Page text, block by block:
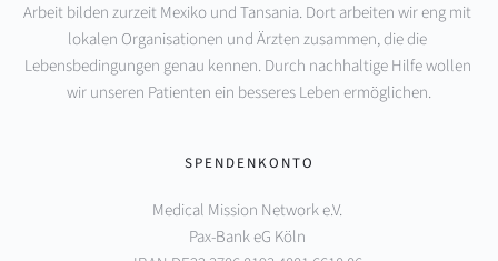
Arbeit bilden zurzeit Mexiko und Tansania. Dort arbeiten wir eng mit
lokalen Organisationen und Ärzten zusammen, die die
Lebensbedingungen genau kennen. Durch nachhaltige Hilfe wollen
wir unseren Patienten ein besseres Leben ermöglichen.
SPENDENKONTO
Medical Mission Network e.V.
Pax-Bank eG Köln